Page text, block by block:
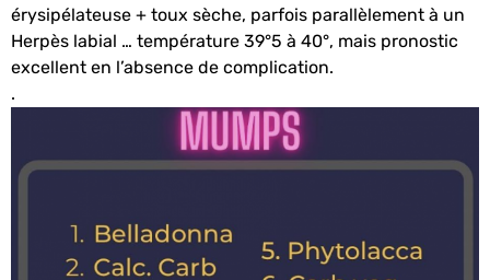
érysipélateuse + toux sèche, parfois parallèlement à un
Herpès labial … température 39°5 à 40°, mais pronostic
excellent en l’absence de complication.
.